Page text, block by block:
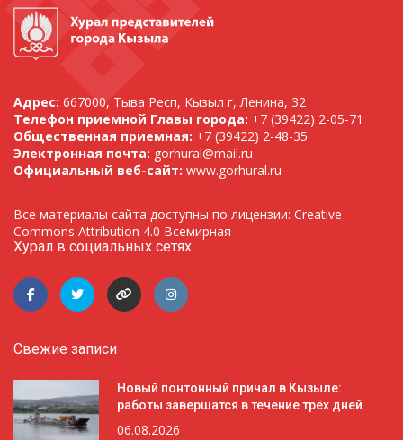
Адрес: 667000, Тыва Респ, Кызыл г, Ленина, 32
Телефон приемной Главы города: +7 (39422) 2-05-71
Общественная приемная: +7 (39422) 2-48-35
Электронная почта: gorhural@mail.ru
Официальный веб-сайт: www.gorhural.ru
Все материалы сайта доступны по лицензии: Creative
Commons Attribution 4.0 Всемирная
Хурал в социальных сетях
Свежие записи
Новый понтонный причал в Кызыле:
работы завершатся в течение трёх дней
06.08.2026